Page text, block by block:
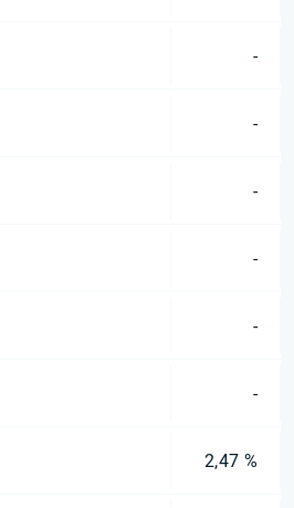
-
-
-
-
-
-
2,47 %